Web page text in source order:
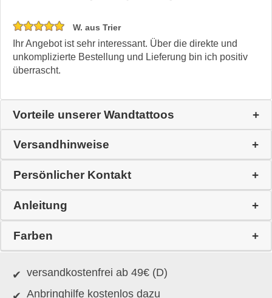
W. aus Trier
Ihr Angebot ist sehr interessant. Über die direkte und
unkomplizierte Bestellung und Lieferung bin ich positiv
überrascht.
Vorteile unserer Wandtattoos
Versandhinweise
Persönlicher Kontakt
Anleitung
Farben
versandkostenfrei ab 49€ (D)
Anbringhilfe kostenlos dazu